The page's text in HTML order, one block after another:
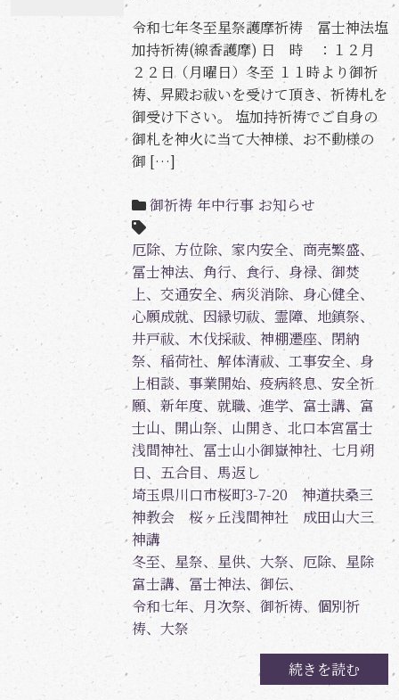
令和七年冬至星祭護摩祈祷 冨士神法塩
加持祈祷(線香護摩) 日 時 ：１２月
２２日（月曜日）冬至 １１時より御祈
祷、昇殿お祓いを受けて頂き、祈祷札を
御受け下さい。 塩加持祈祷でご自身の
御札を神火に当て大神様、お不動様の
御 […]
御祈祷 年中行事 お知らせ
厄除、方位除、家内安全、商売繁盛、
冨士神法、角行、食行、身禄、御焚
上、交通安全、病災消除、身心健全、
心願成就、因縁切祓、霊障、地鎮祭、
井戸祓、木伐採祓、神棚遷座、閉納
祭、稲荷社、解体清祓、工事安全、身
上相談、事業開始、疫病終息、安全祈
願、新年度、就職、進学、富士講、富
士山、開山祭、山開き、北口本宮冨士
浅間神社、冨士山小御嶽神社、七月朔
日、五合目、馬返し
埼玉県川口市桜町3-7-20 神道扶桑三
神教会 桜ヶ丘浅間神社 成田山大三
神講
冬至、星祭、星供、大祭、厄除、星除
富士講、冨士神法、御伝、
令和七年、月次祭、御祈祷、個別祈
祷、大祭
続きを読む